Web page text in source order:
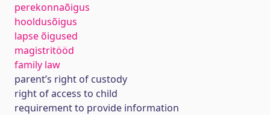
perekonnaõigus
hooldusõigus
lapse õigused
magistritööd
family law
parent’s right of custody
right of access to child
requirement to provide information